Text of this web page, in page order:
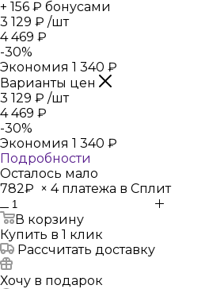
+ 156 ₽ бонусами
3 129 ₽ /шт
4 469 ₽
-30%
Экономия 1 340 ₽
Варианты цен
3 129 ₽ /шт
4 469 ₽
-30%
Экономия 1 340 ₽
Подробности
Осталось мало
782₽ × 4 платежа в Сплит
В корзину
Купить в 1 клик
Рассчитать доставку
Хочу в подарок